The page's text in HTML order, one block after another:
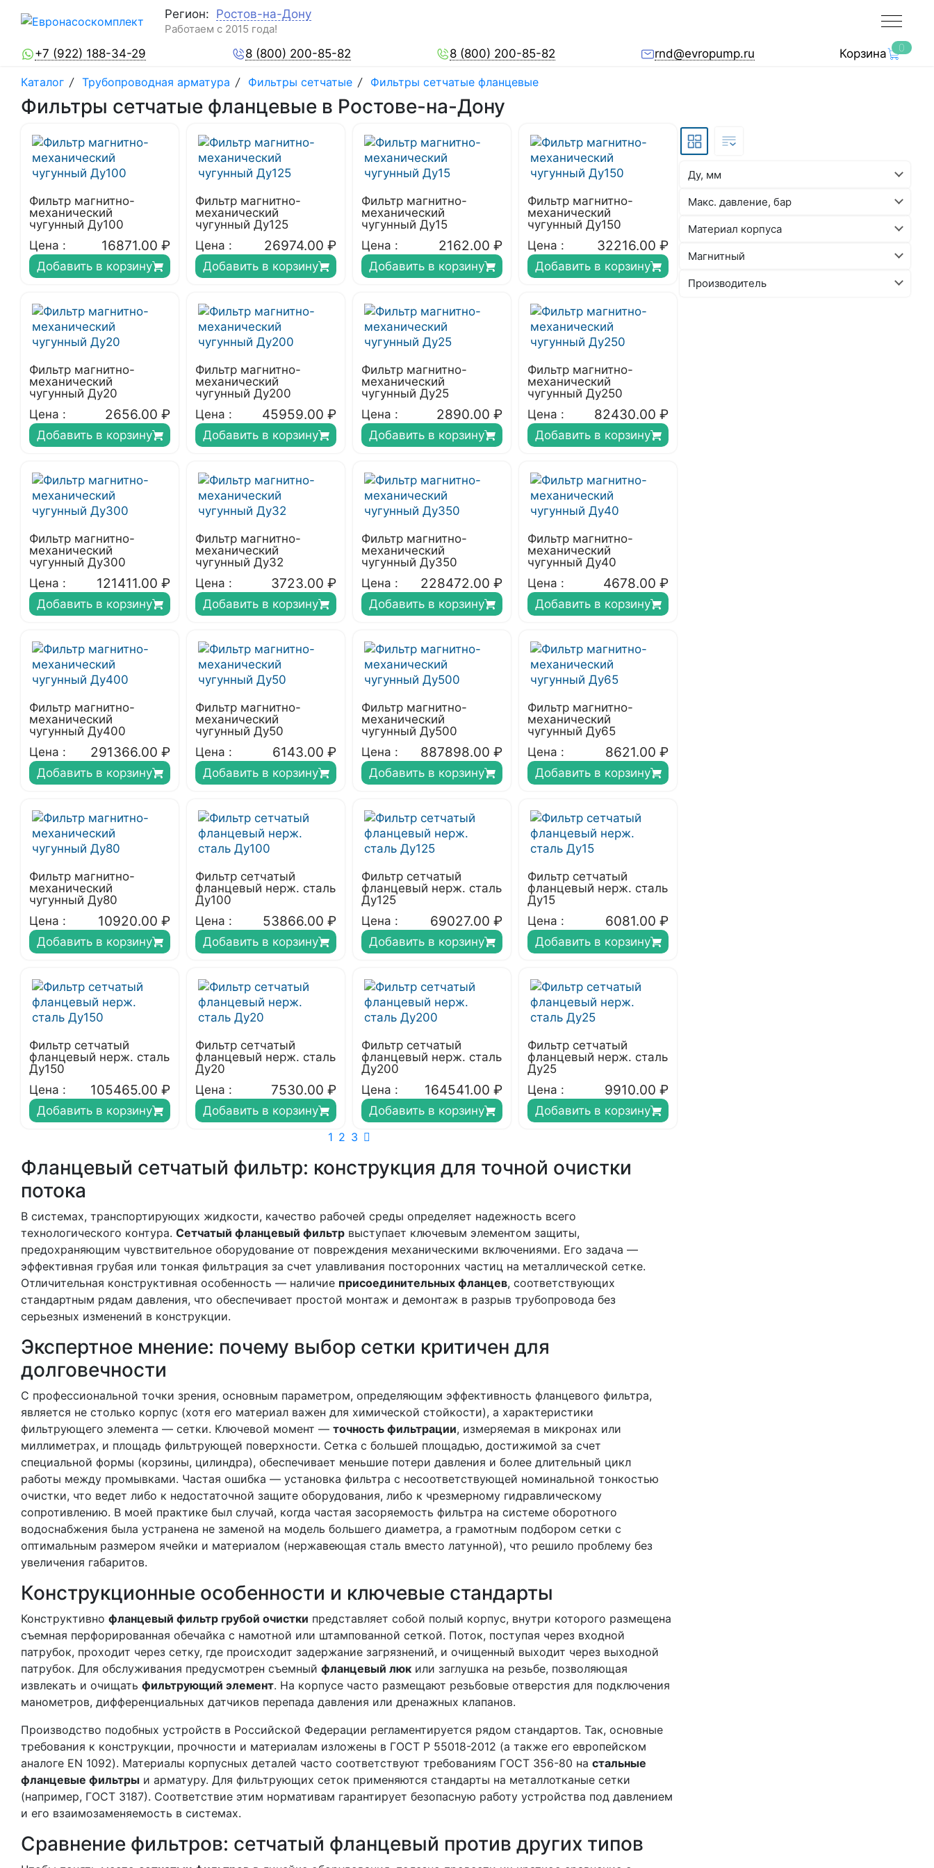
Регион: Ростов-на-Дону
Работаем с 2015 года!
+7 (922) 188-34-29 8 (800) 200-85-82 8 (800) 200-85-82 rnd@evropump.ru Корзина 0
Каталог / Трубопроводная арматура / Фильтры сетчатые / Фильтры сетчатые фланцевые
Фильтры сетчатые фланцевые в Ростове-на-Дону
Фильтр магнитно-
механический
чугунный Ду100
Цена :
16871.00 ₽
Добавить в корзину
Фильтр магнитно-
механический
чугунный Ду125
Цена :
26974.00 ₽
Добавить в корзину
Фильтр магнитно-
механический
чугунный Ду15
Цена :
2162.00 ₽
Добавить в корзину
Фильтр магнитно-
механический
чугунный Ду150
Цена :
32216.00 ₽
Добавить в корзину
Фильтр магнитно-
механический
чугунный Ду20
Цена :
2656.00 ₽
Добавить в корзину
Фильтр магнитно-
механический
чугунный Ду200
Цена :
45959.00 ₽
Добавить в корзину
Фильтр магнитно-
механический
чугунный Ду25
Цена :
2890.00 ₽
Добавить в корзину
Фильтр магнитно-
механический
чугунный Ду250
Цена :
82430.00 ₽
Добавить в корзину
Фильтр магнитно-
механический
чугунный Ду300
Цена :
121411.00 ₽
Добавить в корзину
Фильтр магнитно-
механический
чугунный Ду32
Цена :
3723.00 ₽
Добавить в корзину
Фильтр магнитно-
механический
чугунный Ду350
Цена :
228472.00 ₽
Добавить в корзину
Фильтр магнитно-
механический
чугунный Ду40
Цена :
4678.00 ₽
Добавить в корзину
Фильтр магнитно-
механический
чугунный Ду400
Цена :
291366.00 ₽
Добавить в корзину
Фильтр магнитно-
механический
чугунный Ду50
Цена :
6143.00 ₽
Добавить в корзину
Фильтр магнитно-
механический
чугунный Ду500
Цена :
887898.00 ₽
Добавить в корзину
Фильтр магнитно-
механический
чугунный Ду65
Цена :
8621.00 ₽
Добавить в корзину
Фильтр магнитно-
механический
чугунный Ду80
Цена :
10920.00 ₽
Добавить в корзину
Фильтр сетчатый
фланцевый нерж. сталь
Ду100
Цена :
53866.00 ₽
Добавить в корзину
Фильтр сетчатый
фланцевый нерж. сталь
Ду125
Цена :
69027.00 ₽
Добавить в корзину
Фильтр сетчатый
фланцевый нерж. сталь
Ду15
Цена :
6081.00 ₽
Добавить в корзину
Фильтр сетчатый
фланцевый нерж. сталь
Ду150
Цена :
105465.00 ₽
Добавить в корзину
Фильтр сетчатый
фланцевый нерж. сталь
Ду20
Цена :
7530.00 ₽
Добавить в корзину
Фильтр сетчатый
фланцевый нерж. сталь
Ду200
Цена :
164541.00 ₽
Добавить в корзину
Фильтр сетчатый
фланцевый нерж. сталь
Ду25
Цена :
9910.00 ₽
Добавить в корзину
1 2 3
Фланцевый сетчатый фильтр: конструкция для точной очистки
потока
В системах, транспортирующих жидкости, качество рабочей среды определяет надежность всего
технологического контура. Сетчатый фланцевый фильтр выступает ключевым элементом защиты,
предохраняющим чувствительное оборудование от повреждения механическими включениями. Его задача —
эффективная грубая или тонкая фильтрация за счет улавливания посторонних частиц на металлической сетке.
Отличительная конструктивная особенность — наличие присоединительных фланцев, соответствующих
стандартным рядам давления, что обеспечивает простой монтаж и демонтаж в разрыв трубопровода без
серьезных изменений в конструкции.
Экспертное мнение: почему выбор сетки критичен для
долговечности
С профессиональной точки зрения, основным параметром, определяющим эффективность фланцевого фильтра,
является не столько корпус (хотя его материал важен для химической стойкости), а характеристики
фильтрующего элемента — сетки. Ключевой момент — точность фильтрации, измеряемая в микронах или
миллиметрах, и площадь фильтрующей поверхности. Сетка с большей площадью, достижимой за счет
специальной формы (корзины, цилиндра), обеспечивает меньшие потери давления и более длительный цикл
работы между промывками. Частая ошибка — установка фильтра с несоответствующей номинальной тонкостью
очистки, что ведет либо к недостаточной защите оборудования, либо к чрезмерному гидравлическому
сопротивлению. В моей практике был случай, когда частая засоряемость фильтра на системе оборотного
водоснабжения была устранена не заменой на модель большего диаметра, а грамотным подбором сетки с
оптимальным размером ячейки и материалом (нержавеющая сталь вместо латунной), что решило проблему без
увеличения габаритов.
Конструкционные особенности и ключевые стандарты
Конструктивно фланцевый фильтр грубой очистки представляет собой полый корпус, внутри которого размещена
съемная перфорированная обечайка с намотной или штампованной сеткой. Поток, поступая через входной
патрубок, проходит через сетку, где происходит задержание загрязнений, и очищенный выходит через выходной
патрубок. Для обслуживания предусмотрен съемный фланцевый люк или заглушка на резьбе, позволяющая
извлекать и очищать фильтрующий элемент. На корпусе часто размещают резьбовые отверстия для подключения
манометров, дифференциальных датчиков перепада давления или дренажных клапанов.
Производство подобных устройств в Российской Федерации регламентируется рядом стандартов. Так, основные
требования к конструкции, прочности и материалам изложены в ГОСТ Р 55018-2012 (а также его европейском
аналоге EN 1092). Материалы корпусных деталей часто соответствуют требованиям ГОСТ 356-80 на стальные
фланцевые фильтры и арматуру. Для фильтрующих сеток применяются стандарты на металлотканые сетки
(например, ГОСТ 3187). Соответствие этим нормативам гарантирует безопасную работу устройства под давлением
и его взаимозаменяемость в системах.
Сравнение фильтров: сетчатый фланцевый против других типов
Ду, мм
Макс. давление, бар
Материал корпуса
Магнитный
Производитель